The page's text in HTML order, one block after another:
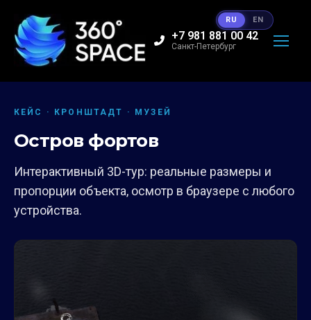
+7 981 881 00 42
Санкт-Петербург
КЕЙС · КРОНШТАДТ · МУЗЕЙ
Остров фортов
Интерактивный 3D-тур: реальные размеры и
пропорции объекта, осмотр в браузере с любого
устройства.
RU EN